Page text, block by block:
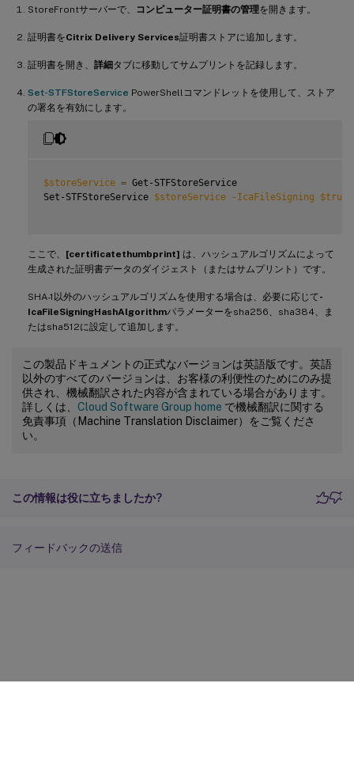
StoreFrontサーバーで、 コンピューター証明書の管理を開きます。
証明書をCitrix Delivery Services証明書ストアに追加します。
証明書を開き、 詳細タブに移動してサムプリントを記録します。
Set-STFStoreService PowerShellコマンドレットを使用して、ストア
の署名を有効にします。
$storeService = Get-STFStoreService
Set-STFStoreService $storeService -IcaFileSigning $true
ここで、 [certificatethumbprint] は、ハッシュアルゴリズムによって
生成された証明書データのダイジェスト（またはサムプリント）です。
SHA-1以外のハッシュアルゴリズムを使用する場合は、必要に応じて-
IcaFileSigningHashAlgorithmパラメーターをsha256、sha384、ま
たはsha512に設定して追加します。
この製品ドキュメントの正式なバージョンは英語版です。英語
以外のすべてのバージョンは、お客様の利便性のためにのみ提
供され、機械翻訳された内容が含まれている場合があります。
詳しくは、 Cloud Software Group home で機械翻訳に関する
免責事項（Machine Translation Disclaimer）をご覧くださ
い。
この情報は役に立ちましたか?
フィードバックの送信